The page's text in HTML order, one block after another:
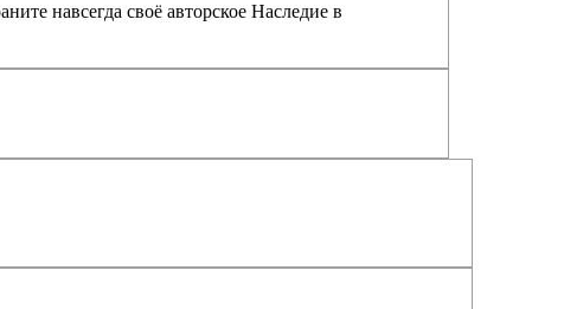
навсегда своё авторское Наследие в